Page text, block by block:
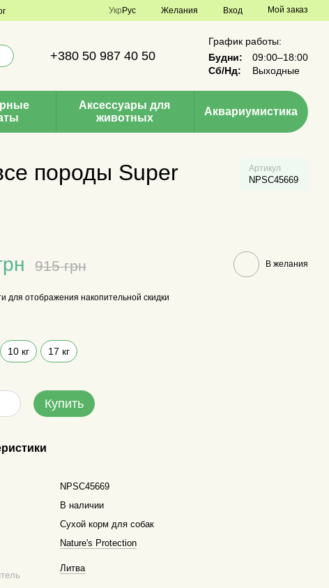
Укр Рус Желания Вход Мой заказ
+380 50 987 40 50
График работы:
Будни:
09:00–18:00
Сб/Нд:
Выходные
Аксессуары для
животных
Аквариумистика
породы Super
Артикул
NPSC45669
915 грн В желания
для отображения накопительной скидки
10 кг 17 кг
Купить
NPSC45669
В наличии
Сухой корм для собак
Nature's Protection
Литва